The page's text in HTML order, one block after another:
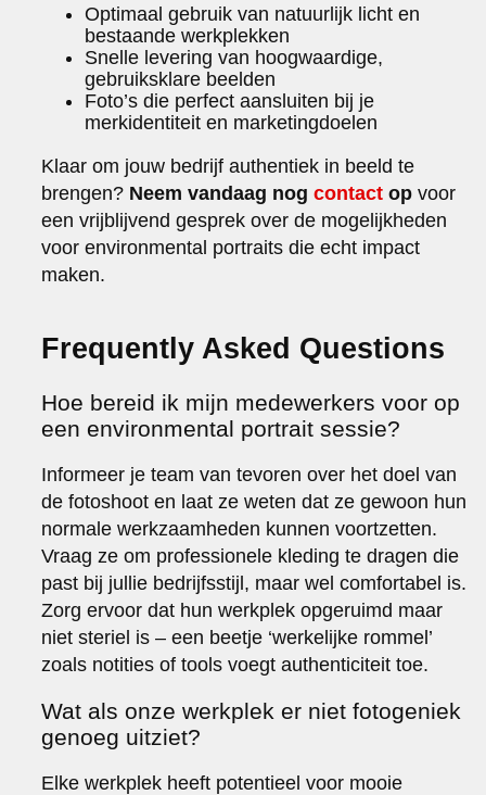
Optimaal gebruik van natuurlijk licht en
bestaande werkplekken
Snelle levering van hoogwaardige,
gebruiksklare beelden
Foto’s die perfect aansluiten bij je
merkidentiteit en marketingdoelen
Klaar om jouw bedrijf authentiek in beeld te
brengen? Neem vandaag nogcontact op voor
een vrijblijvend gesprek over de mogelijkheden
voor environmental portraits die echt impact
maken.
Frequently Asked Questions
Hoe bereid ik mijn medewerkers voor op
een environmental portrait sessie?
Informeer je team van tevoren over het doel van
de fotoshoot en laat ze weten dat ze gewoon hun
normale werkzaamheden kunnen voortzetten.
Vraag ze om professionele kleding te dragen die
past bij jullie bedrijfsstijl, maar wel comfortabel is.
Zorg ervoor dat hun werkplek opgeruimd maar
niet steriel is – een beetje ‘werkelijke rommel’
zoals notities of tools voegt authenticiteit toe.
Wat als onze werkplek er niet fotogeniek
genoeg uitziet?
Elke werkplek heeft potentieel voor mooie